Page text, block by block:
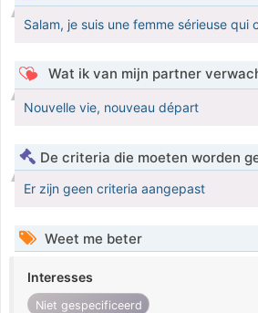
Salam, je suis une femme sérieuse qui
Wat ik van mijn partner
Nouvelle vie, nouveau départ
De criteria die moeten worden
Er zijn geen criteria aangepast
Weet me beter
Interesses
Niet gespecificeerd